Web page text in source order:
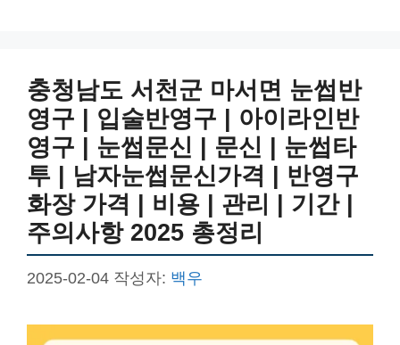
충청남도 서천군 마서면 눈썹반
영구 | 입술반영구 | 아이라인반
영구 | 눈썹문신 | 문신 | 눈썹타
투 | 남자눈썹문신가격 | 반영구
화장 가격 | 비용 | 관리 | 기간 |
주의사항 2025 총정리
2025-02-04 작성자: 백우